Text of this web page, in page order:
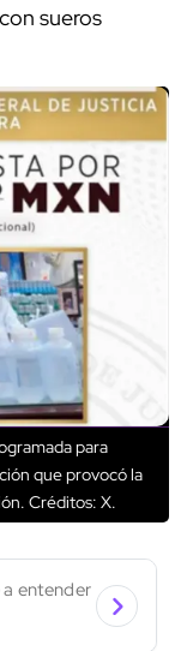
sueros
para
que provocó la
Créditos: X.
entender